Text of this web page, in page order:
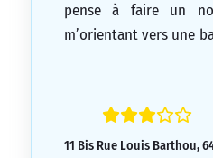
pense à faire un
m’orientant vers une
bas. Cette histoire
prendra fin d’ici la fin
11 Bis Rue Louis Barthou,